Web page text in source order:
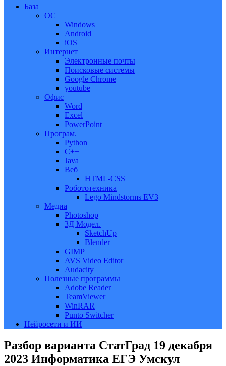
База
ОС
Windows
Android
iOS
Интернет
Электронные почты
Поисковые системы
Google Chrome
youtube
Офис
Word
Excel
PowerPoint
Програм.
Python
C++
Java
Веб
HTML-CSS
Робототехника
Lego Mindstorms EV3
Медиа
Photoshop
3Д Модел.
SketchUp
Blender
GIMP
AVS Video Editor
Audacity
Полезные программы
Adobe Reader
TeamViewer
WinRAR
Punto Switcher
Нейросети и ИИ
Разбор варианта СтатГрад 19 декабря
2023 Информатика ЕГЭ Умскул